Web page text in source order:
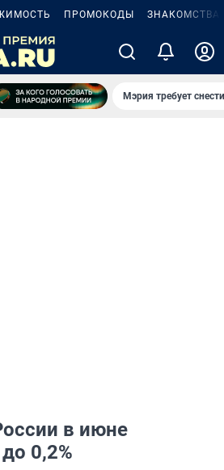
ПРОМОКОДЫ ЗНАКОМСТВА
Мэрия требует
в июне
0,2%